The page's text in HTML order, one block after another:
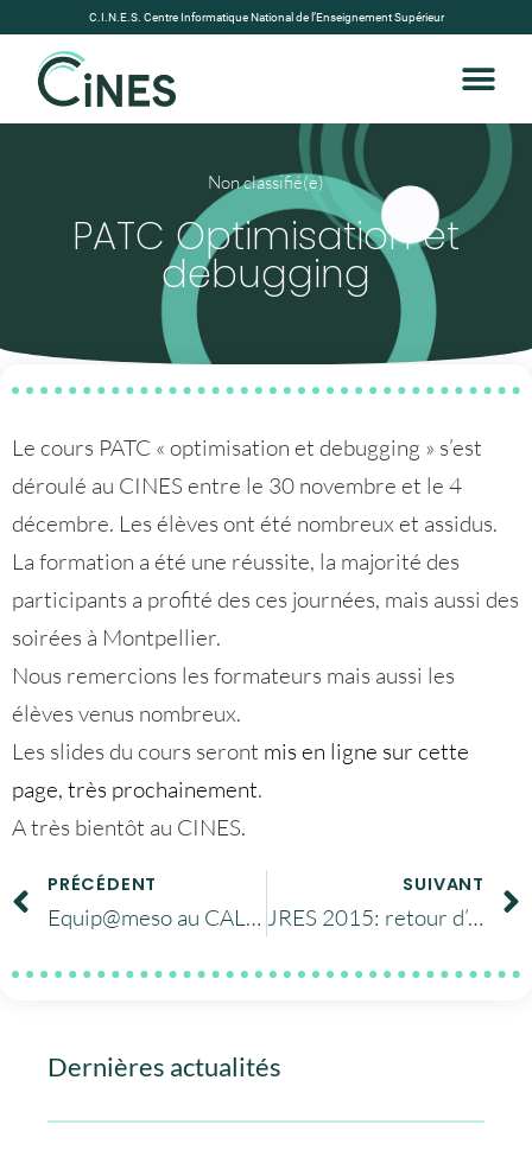
C.I.N.E.S. Centre Informatique National de l’Enseignement Supérieur
Non classifié(e)
PATC Optimisation et
debugging
Le cours PATC « optimisation et debugging » s’est
déroulé au CINES entre le 30 novembre et le 4
décembre. Les élèves ont été nombreux et assidus.
La formation a été une réussite, la majorité des
participants a profité des ces journées, mais aussi des
soirées à Montpellier.
Nous remercions les formateurs mais aussi les
élèves venus nombreux.
Les slides du cours seront mis en ligne sur cette
page, très prochainement.
A très bientôt au CINES.
PRÉCÉDENT
Equip@meso au CALMIP novembre 2015
SUIVANT
JRES 2015: retour d’expérience sur l’archivage. CINES-TGIR Huma-Num / UMS 3598
Dernières actualités